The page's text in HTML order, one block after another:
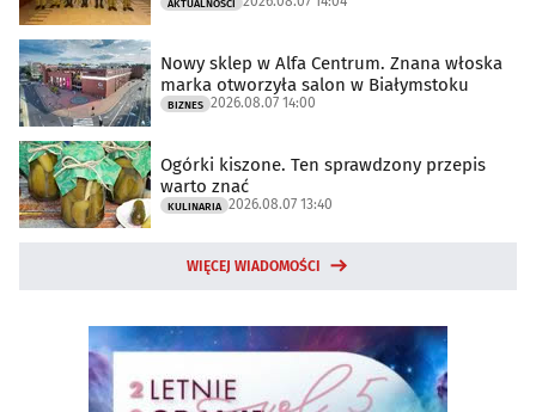
AKTUALNOŚCI
Nowy sklep w Alfa Centrum. Znana włoska
marka otworzyła salon w Białymstoku
BIZNES 2026.08.07 14:00
Ogórki kiszone. Ten sprawdzony przepis
warto znać
KULINARIA 2026.08.07 13:40
WIĘCEJ WIADOMOŚCI